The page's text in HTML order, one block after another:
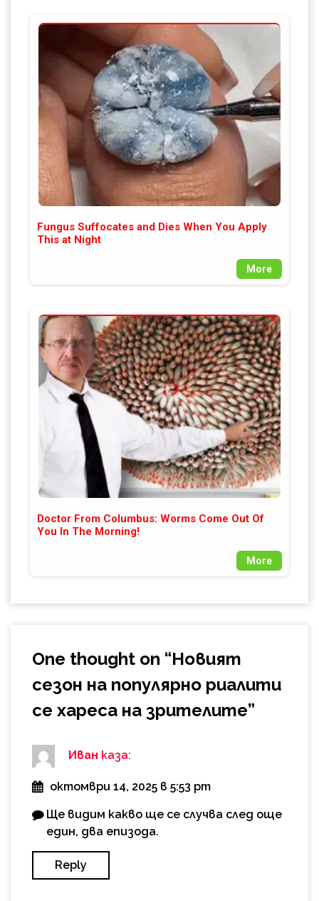
Fungus Suffocates and Dies When You Apply
This at Night
More
Doctor From Columbus: Worms Come Out Of
You In The Morning!
More
One thought on “Новият
сезон на популярно риалити
се хареса на зрителите”
Иван каза:
октомври 14, 2025 в 5:53 pm
Ще видим какво ще се случва след още
един, два епизода.
Reply